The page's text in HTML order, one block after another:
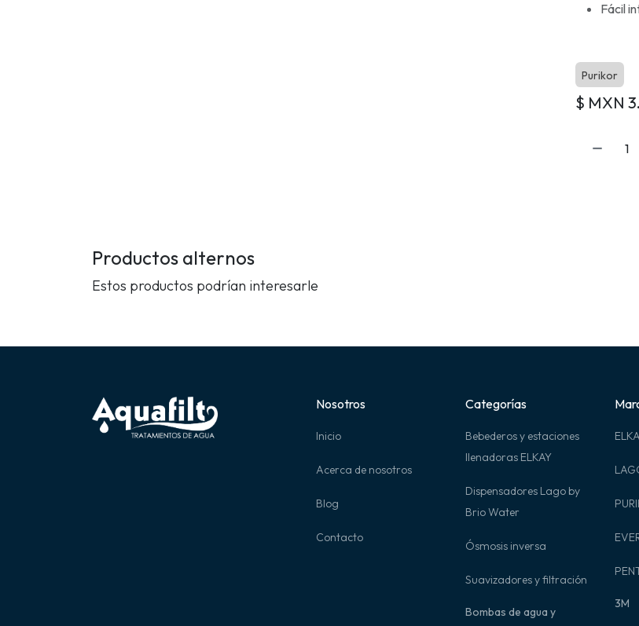
Fácil
Purikor
$ MXN
Productos alternos
Estos productos podrían interesarle
Nosotros
Inicio
Acerca de nosotros
Blog
Contacto
Categorías
Bebederos y estaciones
llenadoras ELKAY
Dispensadores Lago by
Brio Water
Ósmosis inversa
Suavizadores y filtración
Bombas de agua y
3M